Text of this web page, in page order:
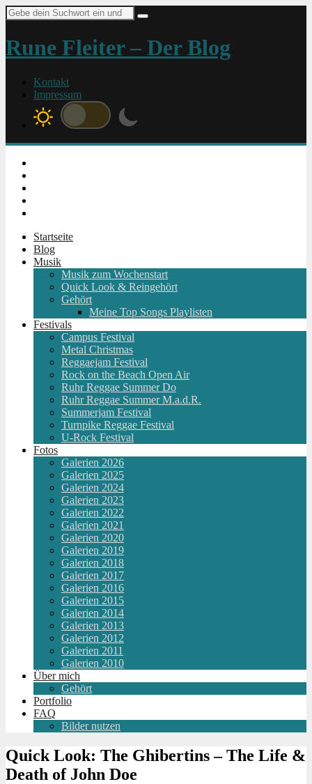
Suche
nach:
Rune Fleiter – Der Blog
Kontakt
Impressum
Startseite
Blog
Musik
Musik zum Wochenstart
Quick Look & Reingehört
Gehört
Meine Top Songs Playlisten
Festivals
Campus Festival
Metal Christmas
Reggaejam Festival
Rock on the Beach Open Air
Ruhr Reggae Summer Do
Ruhr Reggae Summer M.a.d.R.
Summerjam Festival
Turnpike Reggae Festival
U-Rock Festival
Fotos
Galerien 2026
Galerien 2025
Galerien 2024
Galerien 2023
Galerien 2022
Galerien 2021
Galerien 2020
Galerien 2019
Galerien 2018
Galerien 2017
Galerien 2016
Galerien 2015
Galerien 2014
Galerien 2013
Galerien 2012
Galerien 2011
Galerien 2010
Über mich
Gehört
Portfolio
FAQ
Bilder nutzen
Quick Look: The Ghibertins – The Life &
Death of John Doe